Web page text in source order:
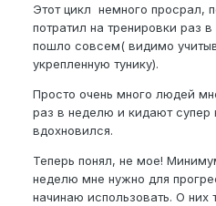
Этот цикл немного просрал,
потратил на тренировки раз
пошло совсем( видимо
укрепленную тунику).
Просто очень много людей
раз в неделю и кидают супер
вдохновился.
Теперь понял, не мое!
неделю мне нужно для
начинаю использовать. О них